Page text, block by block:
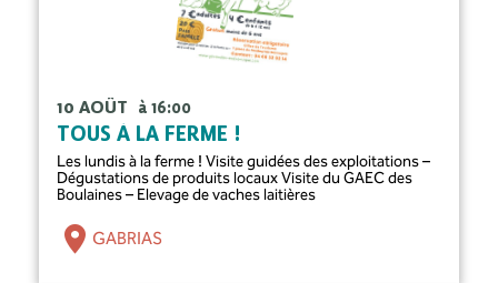
10 AOÛT à 16:00
TOUS À LA FERME !
Les lundis à la ferme ! Visite guidées des exploitations –
Dégustations de produits locaux Visite du GAEC des
Boulaines – Elevage de vaches laitières
GABRIAS